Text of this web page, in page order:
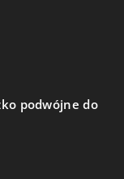
podwójne do